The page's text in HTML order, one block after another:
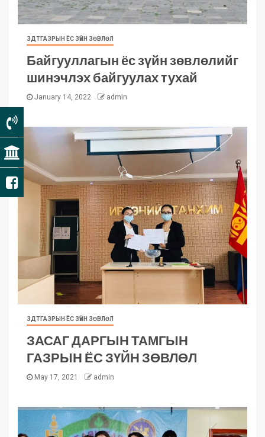
ЗДТГАЗРЫН ЁС ЗҮЙН ЗӨВЛӨЛ
Байгууллагын ёс зүйн зөвлөлийг
шинэчлэх байгуулах тухай
January 14, 2022 admin
ЗДТГАЗРЫН ЁС ЗҮЙН ЗӨВЛӨЛ
ЗАСАГ ДАРГЫН ТАМГЫН
ГАЗРЫН ЁС ЗҮЙН ЗӨВЛӨЛ
May 17, 2021 admin